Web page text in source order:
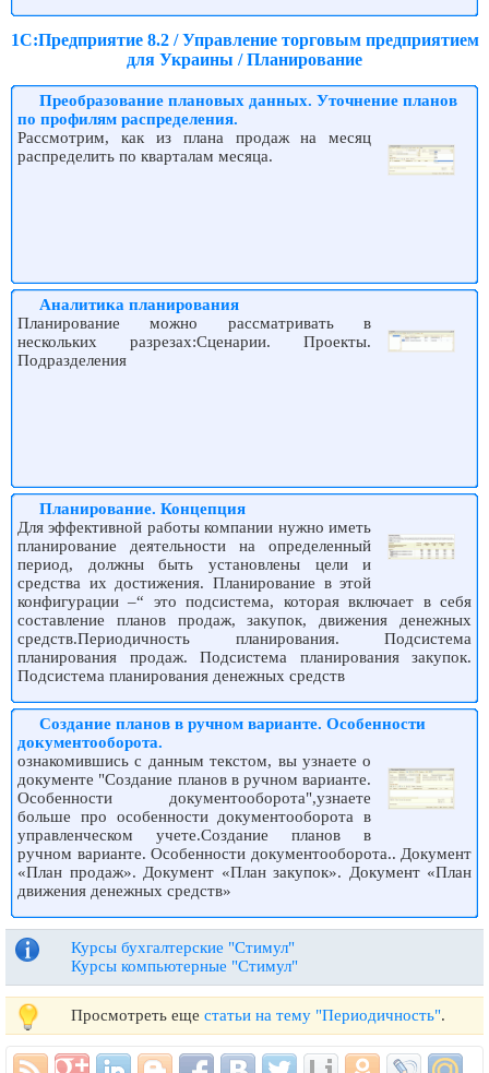
1С:Предприятие 8.2 / Управление торговым предприятием
для Украины / Планирование
Преобразование плановых данных. Уточнение планов
по профилям распределения.
Рассмотрим, как из плана продаж на месяц
распределить по кварталам месяца.
Аналитика планирования
Планирование можно рассматривать в
нескольких разрезах:Сценарии. Проекты.
Подразделения
Планирование. Концепция
Для эффективной работы компании нужно иметь
планирование деятельности на определенный
период, должны быть установлены цели и
средства их достижения. Планирование в этой
конфигурации –“ это подсистема, которая включает в себя
составление планов продаж, закупок, движения денежных
средств.Периодичность планирования. Подсистема
планирования продаж. Подсистема планирования закупок.
Подсистема планирования денежных средств
Создание планов в ручном варианте. Особенности
документооборота.
ознакомившись с данным текстом, вы узнаете о
документе "Создание планов в ручном варианте.
Особенности документооборота",узнаете
больше про особенности документооборота в
управленческом учете.Создание планов в
ручном варианте. Особенности документооборота.. Документ
«План продаж». Документ «План закупок». Документ «План
движения денежных средств»
Курсы бухгалтерские "Стимул"
Курсы компьютерные "Стимул"
Просмотреть еще статьи на тему "Периодичность".